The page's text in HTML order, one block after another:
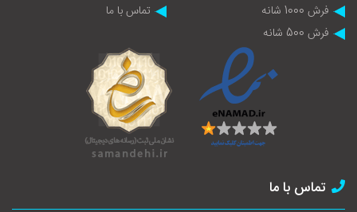
فرش 1000 شانه
فرش 500 شانه
تماس با ما
تماس با ما